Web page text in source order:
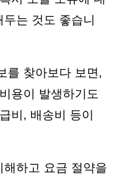
는 것도 좋습니
를 찾아보다 보면,
용이 발생하기도
비, 배송비 등이
하고 요금 절약을